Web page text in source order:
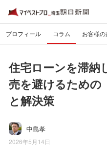
プロフィール コラム お客様の
住宅ローンを滞納
売を避けるための
と解決策
中島孝
2026年5月14日